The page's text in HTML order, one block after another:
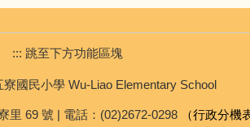
::: 跳至下方功能區塊
國民小學 Wu-Liao Elementary School
里 69 號 | 電話：(02)2672-0298 （行政分機